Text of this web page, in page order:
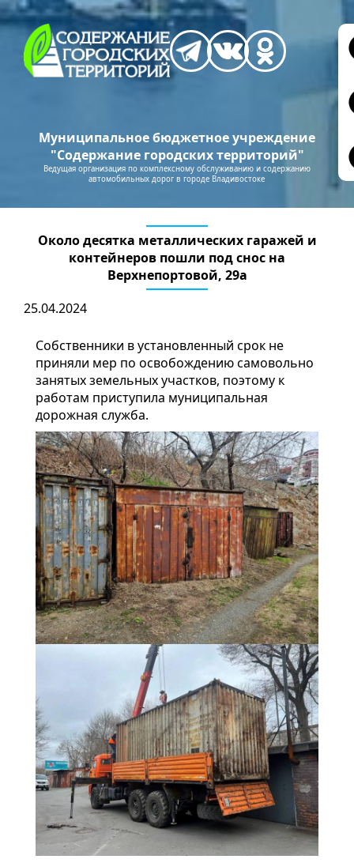
Муниципальное бюджетное учреждение
"Содержание городских территорий"
Ведущая организация по комплексному обслуживанию и содержанию
автомобильных дорог в городе Владивостоке
Около десятка металлических гаражей и
контейнеров пошли под снос на
Верхнепортовой, 29а
25.04.2024
Собственники в установленный срок не
приняли мер по освобождению самовольно
занятых земельных участков, поэтому к
работам приступила муниципальная
дорожная служба.